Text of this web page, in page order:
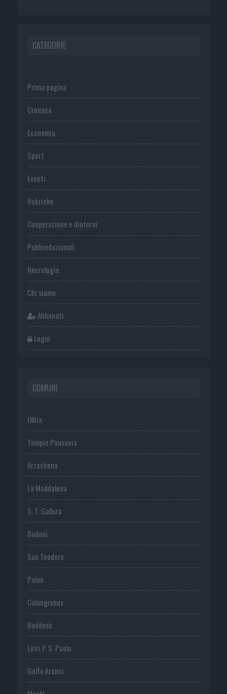
CATEGORIE
Prima pagina
Cronaca
Economia
Sport
Eventi
Rubriche
Cooperazione e dintorni
Publiredazionali
Necrologie
Chi siamo
Abbonati
Login
COMUNI
Olbia
Tempio Pausania
Arzachena
La Maddalena
S. T. Gallura
Budoni
San Teodoro
Palau
Calangianus
Buddusò
Loiri P. S. Paolo
Golfo Aranci